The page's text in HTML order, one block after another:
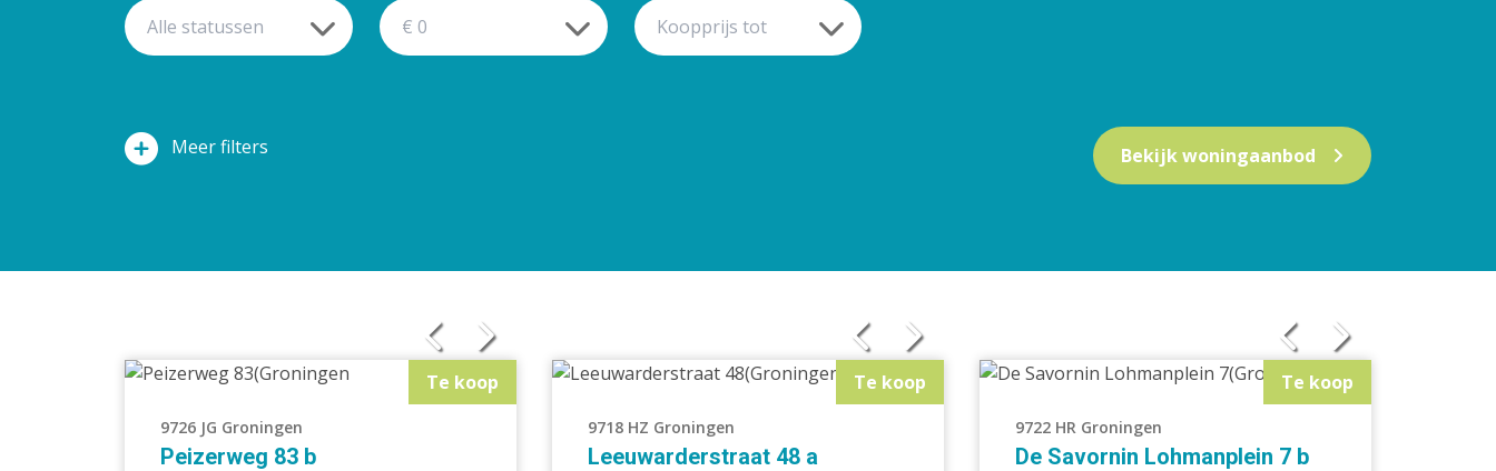
filters
Geschakelde woning 2 onder 1 kapwoning
Hoekwoning
Eindwoning Halfvrijstaande woning
Geschakelde 2 onder 1 kap
woning
Verspringend
Bouwgrond
Overige
Open huis Bij het water
Bekijk woningaanbod
Te koop
9726 JG Groningen
Peizerweg 83 b
Te koop
9718 HZ Groningen
Leeuwarderstraat 48 a
Te koop
9722 HR Groningen
De Savornin Lohmanplein 7 b